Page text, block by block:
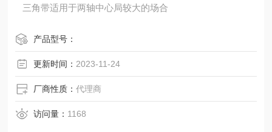
三角带适用于两轴中心局较大的场合
产品型号：
更新时间： 2023-11-24
厂商性质：代理商
访问量： 1168